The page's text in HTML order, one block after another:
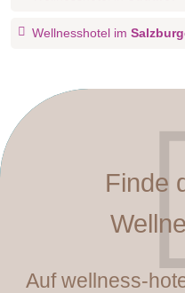
Wellnesshotel im
Finde
Auf wellness-